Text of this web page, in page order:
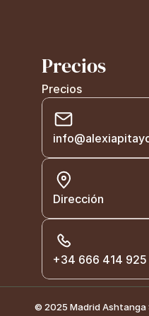
Precios
Precios
Dirección
+34 666 414 925
© 2025 Madrid Ashtanga